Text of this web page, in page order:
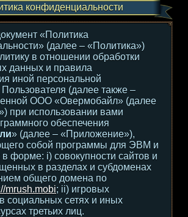
конфиденциальности
«Политика
(далее – «Политика»)
в отношении обработки
данных и правила
иной персональной
(далее также –
ООО «Овермобайл» (далее
при использовании вами
обеспечения
» (далее – «Приложение»),
собой программы для ЭВМ и
форме: i) совокупности сайтов и
в разделах и субдоменах
общего домена по
mrush.mobi; ii) игровых
социальных сетях и иных
третьих лиц.